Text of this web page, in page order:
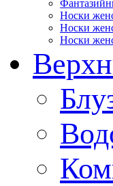
Носки
Носки
Носки